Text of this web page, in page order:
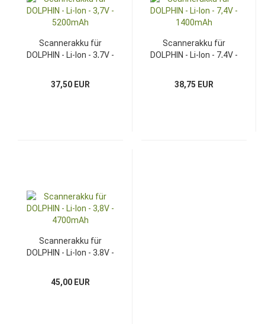
Scannerakku für
DOLPHIN - Li-Ion - 3,7V -
37,50 EUR
Scannerakku für
DOLPHIN - Li-Ion - 7,4V -
38,75 EUR
Scannerakku für
DOLPHIN - Li-Ion - 3,8V -
45,00 EUR